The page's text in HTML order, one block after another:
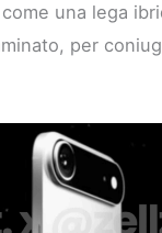
una lega
per